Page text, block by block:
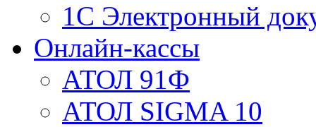
1С Электронный
Онлайн-кассы
АТОЛ 91Ф
АТОЛ SIGMA 10